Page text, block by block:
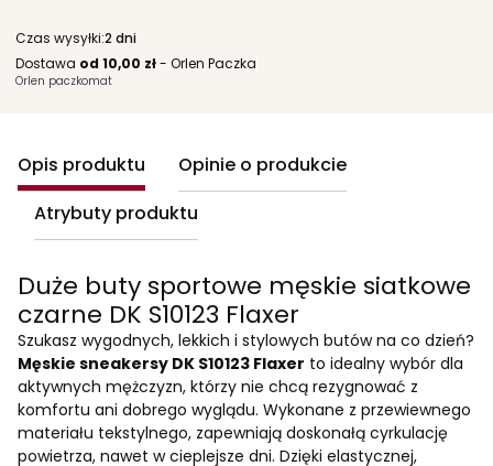
Czas wysyłki:2 dni
Dostawa od 10,00 zł- Orlen Paczka
Orlen paczkomat
Opis produktu
Opinie o produkcie
Atrybuty produktu
Duże buty sportowe męskie siatkowe
czarne DK S10123 Flaxer
Szukasz wygodnych, lekkich i stylowych butów na co dzień?
Męskie sneakersy DK S10123 Flaxer to idealny wybór dla
aktywnych mężczyzn, którzy nie chcą rezygnować z
komfortu ani dobrego wyglądu. Wykonane z przewiewnego
materiału tekstylnego, zapewniają doskonałą cyrkulację
powietrza, nawet w cieplejsze dni. Dzięki elastycznej,